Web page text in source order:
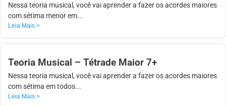
Nessa teoria musical, você vai aprender a fazer os acordes maiores
com sétima menor em...
Leia Mais >
Teoria Musical – Tétrade Maior 7+
Nessa teoria musical, você vai aprender a fazer os acordes maiores
com sétima em todos...
Leia Mais >